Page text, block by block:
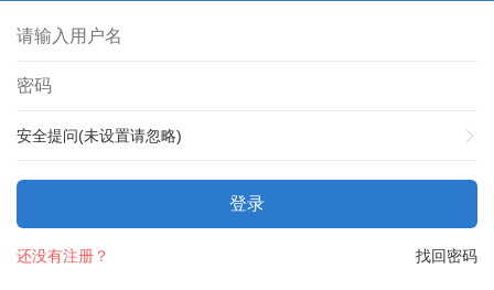
安全提问(未设置请忽略)
登录
找回密码
还没有注册？